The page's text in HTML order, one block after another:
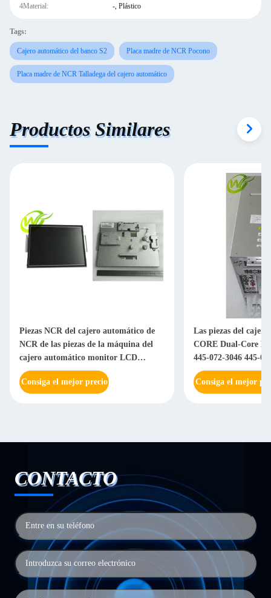
4Material: -, Plástico
Tags:
Cajero automático del banco S2 Placa madre de NCR Pocono
Placa madre de NCR Talladega del cajero automático
Productos Similares
Piezas NCR del cajero automático de
NCR de las piezas de la máquina del
cajero automático monitor LCD
0068616350 de 15 pulgadas 006-
8616350
Consiga el mejor precio
Las piezas del
CORE Dual-Core
445-072-3046 445-
Consiga el mejor
CONTACTO